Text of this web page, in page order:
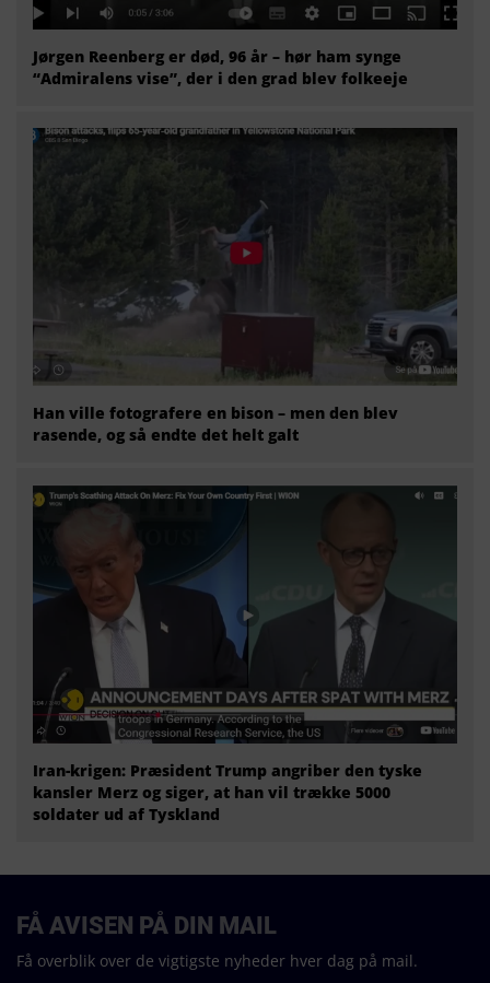
Jørgen Reenberg er død, 96 år – hør ham synge
“Admiralens vise”, der i den grad blev folkeeje
Han ville fotografere en bison – men den blev
rasende, og så endte det helt galt
Iran-krigen: Præsident Trump angriber den tyske
kansler Merz og siger, at han vil trække 5000
soldater ud af Tyskland
FÅ AVISEN PÅ DIN MAIL
Få overblik over de vigtigste nyheder hver dag på mail.